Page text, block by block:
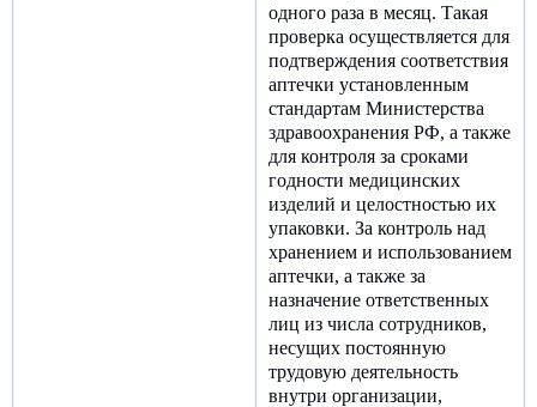
одного раза в месяц. Такая
проверка осуществляется для
подтверждения соответствия
аптечки установленным
стандартам Министерства
здравоохранения РФ, а также
для контроля за сроками
годности медицинских
изделий и целостностью их
упаковки. За контроль над
хранением и использованием
аптечки, а также за
назначение ответственных
лиц из числа сотрудников,
несущих постоянную
трудовую деятельность
внутри организации,